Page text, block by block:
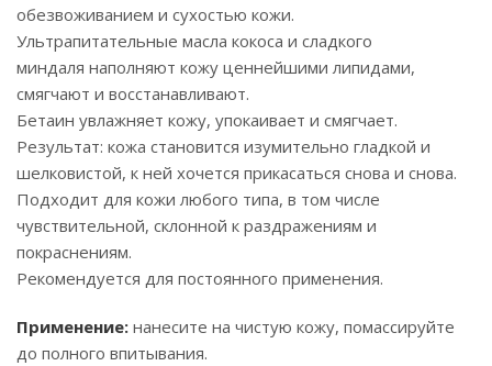
обезвоживанием и сухостью кожи.
Ультрапитательные масла кокоса и сладкого
миндаля наполняют кожу ценнейшими липидами,
смягчают и восстанавливают.
Бетаин увлажняет кожу, упокаивает и смягчает.
Результат: кожа становится изумительно гладкой и
шелковистой, к ней хочется прикасаться снова и снова.
Подходит для кожи любого типа, в том числе
чувствительной, склонной к раздражениям и
покраснениям.
Рекомендуется для постоянного применения.
Применение: нанесите на чистую кожу, помассируйте
до полного впитывания.